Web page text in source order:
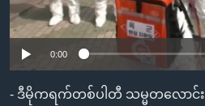
ညွန်း
စာမျက်နှာ
ကျော်
ကြည့်
Learning English
ဗွီအိုအေ လူမှုကွန်ယက်များ
0:00
- ဒီမိုကရက်တစ်ပါတီ သမ္မတလောင်း